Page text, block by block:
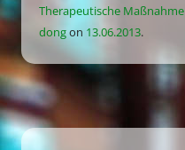
Therapeutische Maßnahme
dongon 13.06.2013.